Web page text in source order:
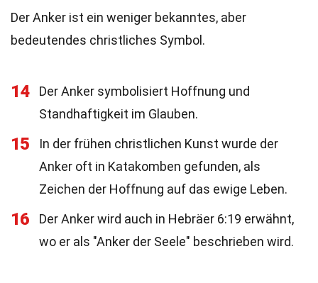
Der Anker ist ein weniger bekanntes, aber
bedeutendes christliches Symbol.
14
Der Anker symbolisiert Hoffnung und
Standhaftigkeit im Glauben.
15
In der frühen christlichen Kunst wurde der
Anker oft in Katakomben gefunden, als
Zeichen der Hoffnung auf das ewige Leben.
16
Der Anker wird auch in Hebräer 6:19 erwähnt,
wo er als "Anker der Seele" beschrieben wird.